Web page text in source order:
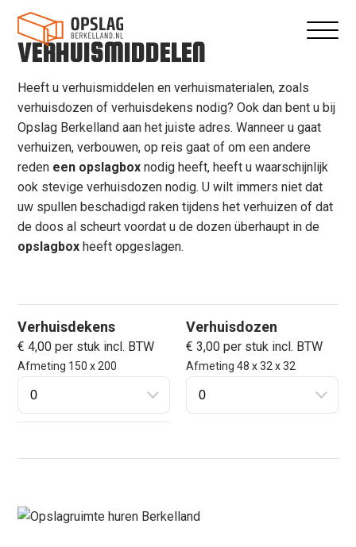
VERHUISMIDDELEN
Heeft u verhuismiddelen en verhuismaterialen, zoals
verhuisdozen of verhuisdekens nodig? Ook dan bent u bij
Opslag Berkelland aan het juiste adres. Wanneer u gaat
verhuizen, verbouwen, op reis gaat of om een andere
reden een opslagbox nodig heeft, heeft u waarschijnlijk
ook stevige verhuisdozen nodig. U wilt immers niet dat
uw spullen beschadigd raken tijdens het verhuizen of dat
de doos al scheurt voordat u de dozen überhaupt in de
opslagbox heeft opgeslagen.
Verhuisdekens
€ 4,00 per stuk incl. BTW
Afmeting 150 x 200
Verhuisdozen
€ 3,00 per stuk incl. BTW
Afmeting 48 x 32 x 32